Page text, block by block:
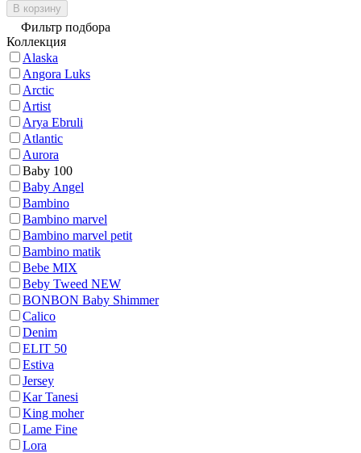
В корзину
Фильтр подбора
Коллекция
Alaska
Angora Luks
Arctic
Artist
Arya Ebruli
Atlantic
Aurora
Baby 100
Baby Angel
Bambino
Bambino marvel
Bambino marvel petit
Bambino matik
Bebe MIX
Beby Tweed NEW
BONBON Baby Shimmer
Calico
Denim
ELIT 50
Estiva
Jersey
Kar Tanesi
King moher
Lame Fine
Lora